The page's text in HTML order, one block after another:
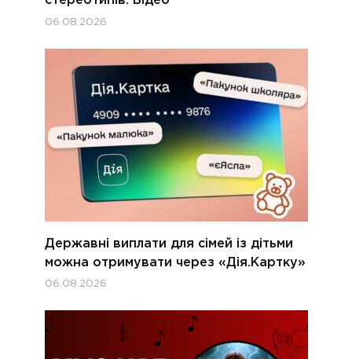
06.08.2026
Державні виплати для сімей із дітьми
можна отримувати через «Дія.Картку»
06.08.2026